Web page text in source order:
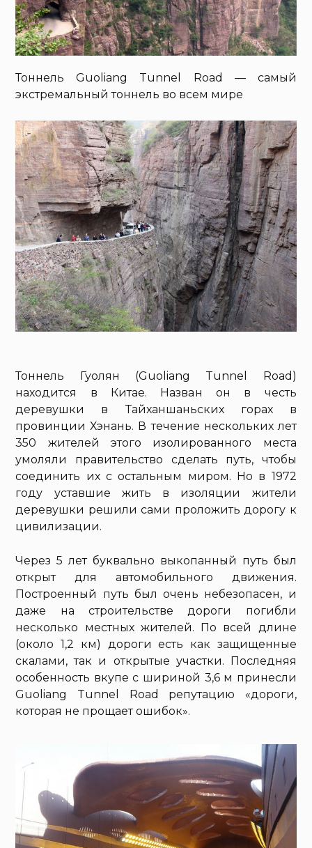
Тоннель Guoliang Tunnel Road — самый
экстремальный тоннель во всем мире
Тоннель Гуолян (Guoliang Tunnel Road)
находится в Китае. Назван он в честь
деревушки в Тайханшаньских горах в
провинции Хэнань. В течение нескольких лет
350 жителей этого изолированного места
умоляли правительство сделать путь, чтобы
соединить их с остальным миром. Но в 1972
году уставшие жить в изоляции жители
деревушки решили сами проложить дорогу к
цивилизации.
Через 5 лет буквально выкопанный путь был
открыт для автомобильного движения.
Построенный путь был очень небезопасен, и
даже на строительстве дороги погибли
несколько местных жителей. По всей длине
(около 1,2 км) дороги есть как защищенные
скалами, так и открытые участки. Последняя
особенность вкупе с шириной 3,6 м принесли
Guoliang Tunnel Road репутацию «дороги,
которая не прощает ошибок».